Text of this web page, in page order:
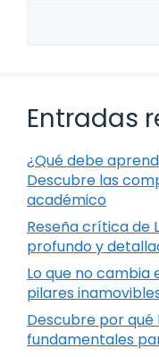
Entradas
¿Qué debe
Descubre las
académico
Reseña crítica de
profundo y
Lo que no cambia
pilares
Descubre por qué
fundamentales